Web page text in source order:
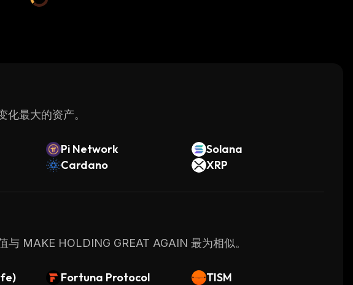
最大的资产。
Pi Network
Solana
Cardano XRP
MAKE HOLDING GREAT AGAIN 最为相似。
Fortuna Protocol
TISM